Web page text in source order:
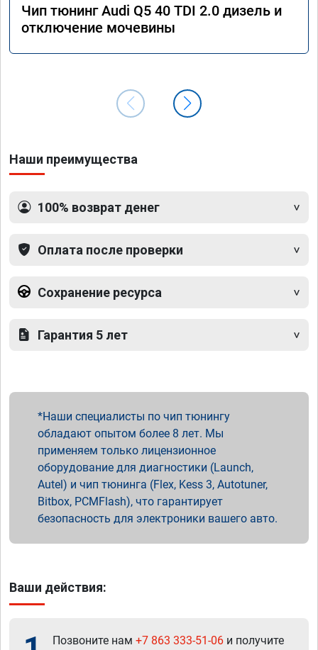
Чип тюнинг Audi Q5 40 TDI 2.0 дизель и
отключение мочевины
Наши преимущества
100% возврат денег
Оплата после проверки
Сохранение ресурса
Гарантия 5 лет
Наши специалисты по чип тюнингу
обладают опытом более 8 лет. Мы
применяем только лицензионное
оборудование для диагностики (Launch,
Autel) и чип тюнинга (Flex, Kess 3, Autotuner,
Bitbox, PCMFlash), что гарантирует
безопасность для электроники вашего авто.
Ваши действия:
Позвоните нам +7 863 333-51-06 и получите